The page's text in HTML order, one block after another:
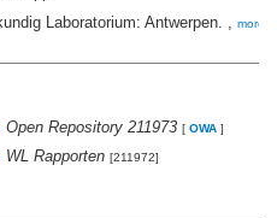
Laboratorium: Antwerpen. , more
Open Repository 211973 [ OWA ]
WL Rapporten [211972]